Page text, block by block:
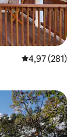
Średnia
4,97 (281)